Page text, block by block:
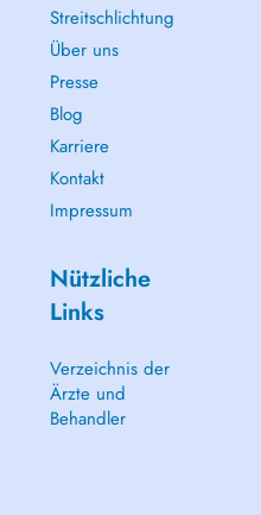
Streitschlichtung
Über uns
Presse
Blog
Karriere
Kontakt
Impressum
Nützliche
Links
Verzeichnis der
Ärzte und
Behandler